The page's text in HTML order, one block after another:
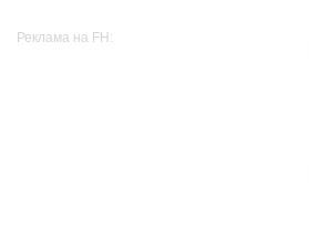
Реклама на FH: